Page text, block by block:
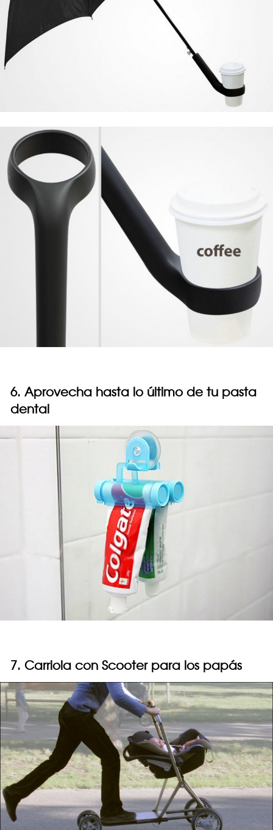
6. Aprovecha hasta lo último de tu pasta
dental
7. Carriola con Scooter para los papás